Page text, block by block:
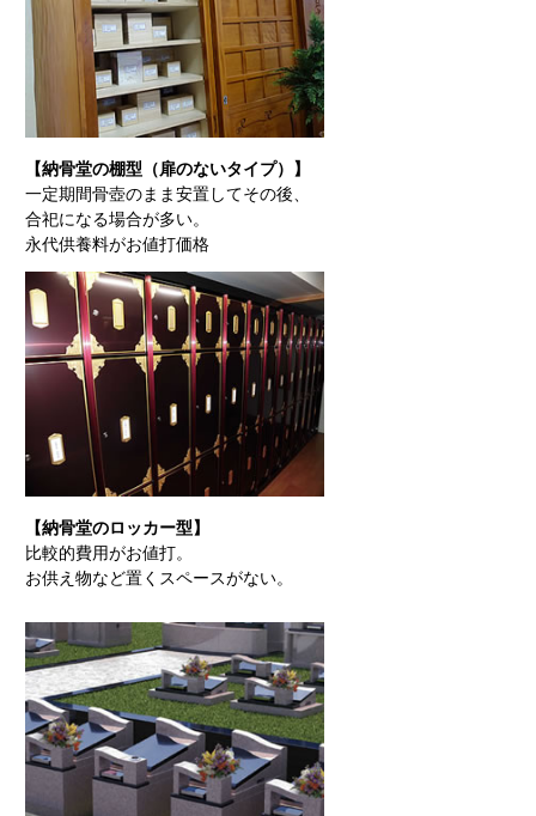
【納骨堂の棚型（扉のないタイプ）】
一定期間骨壺のまま安置してその後、
合祀になる場合が多い。
永代供養料がお値打価格
【納骨堂のロッカー型】
比較的費用がお値打。
お供え物など置くスペースがない。